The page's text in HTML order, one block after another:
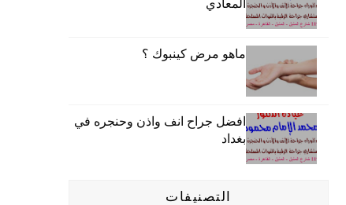
المعادي
ماهو مرض كينبوك ؟
افضل جراح انف واذن وحنجره في
بغداد
التصنيفات